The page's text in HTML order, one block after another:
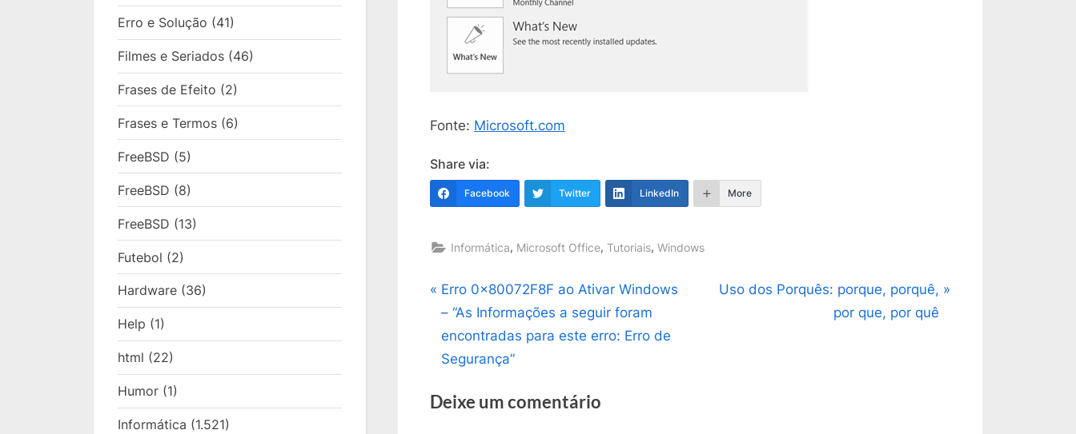
Fonte: Microsoft.com
Share via:
Facebook Twitter LinkedIn More
Informática, Microsoft Office, Tutoriais, Windows
Navegação
de
Post
P
r
e
v
o
Erro 0x80072F8F ao Ativar Windows
– “As Informações a seguir foram
encontradas para este erro: Erro de
Segurança”
N
Uso dos Porquês: porque, porquê,
por que, por quê
Deixe um comentário
Erro e Solução (41)
Filmes e Seriados (46)
Frases de Efeito (2)
Frases e Termos (6)
FreeBSD (5)
FreeBSD (8)
FreeBSD (13)
Futebol (2)
Hardware (36)
Help (1)
html (22)
Humor (1)
Informática (1.521)